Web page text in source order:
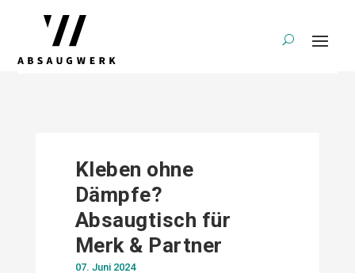
Kleben ohne
Dämpfe?
Absaugtisch für
Merk & Partner
07. Juni 2024